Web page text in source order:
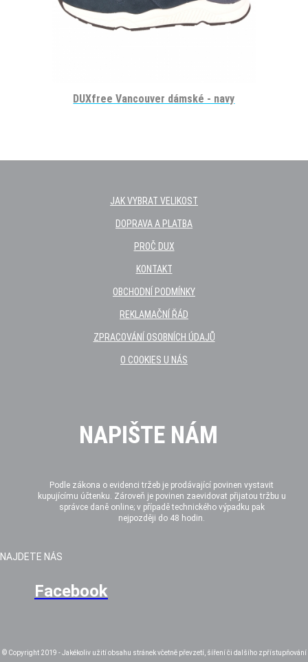
DUXfree Vancouver dámské - navy
JAK VYBRAT VELIKOST
DOPRAVA A PLATBA
PROČ DUX
KONTAKT
OBCHODNÍ PODMÍNKY
REKLAMAČNÍ ŘÁD
ZPRACOVÁNÍ OSOBNÍCH ÚDAJŮ
O COOKIES U NÁS
NAPIŠTE NÁM
Podle zákona o evidenci tržeb je prodávající povinen vystavit
kupujícímu účtenku. Zároveň je povinen zaevidovat přijatou tržbu u
správce daně online; v případě technického výpadku pak
nejpozději do 48 hodin.
NAJDETE NÁS
Facebook
© Copyright 2019 - Jakékoliv užití obsahu stránek včetně převzetí, šíření či dalšího zpřístupňování